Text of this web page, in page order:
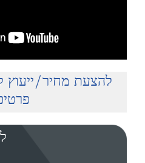
להצעת מחיר/ייעוץ